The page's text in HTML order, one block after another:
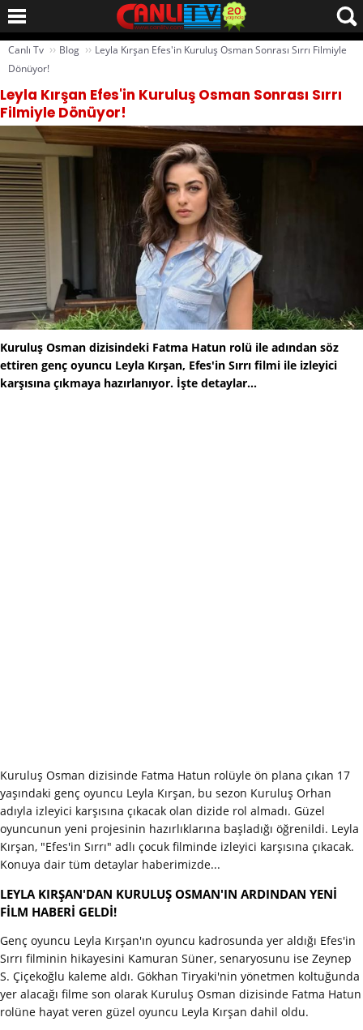
Canlı Tv ›› Blog ›› Leyla Kırşan Efes'in Kuruluş Osman Sonrası Sırrı Filmiyle
Dönüyor!
Leyla Kırşan Efes'in Kuruluş Osman Sonrası Sırrı
Filmiyle Dönüyor!
Kuruluş Osman dizisindeki Fatma Hatun rolü ile adından söz
ettiren genç oyuncu Leyla Kırşan, Efes'in Sırrı filmi ile izleyici
karşısına çıkmaya hazırlanıyor. İşte detaylar...
Kuruluş Osman dizisinde Fatma Hatun rolüyle ön plana çıkan 17
yaşındaki genç oyuncu Leyla Kırşan, bu sezon Kuruluş Orhan
adıyla izleyici karşısına çıkacak olan dizide rol almadı. Güzel
oyuncunun yeni projesinin hazırlıklarına başladığı öğrenildi. Leyla
Kırşan, "Efes'in Sırrı" adlı çocuk filminde izleyici karşısına çıkacak.
Konuya dair tüm detaylar haberimizde...
LEYLA KIRŞAN'DAN KURULUŞ OSMAN'IN ARDINDAN YENİ
FİLM HABERİ GELDİ!
Genç oyuncu Leyla Kırşan'ın oyuncu kadrosunda yer aldığı Efes'in
Sırrı filminin hikayesini Kamuran Süner, senaryosunu ise Zeynep
S. Çiçekoğlu kaleme aldı. Gökhan Tiryaki'nin yönetmen koltuğunda
yer alacağı filme son olarak Kuruluş Osman dizisinde Fatma Hatun
rolüne hayat veren güzel oyuncu Leyla Kırşan dahil oldu.